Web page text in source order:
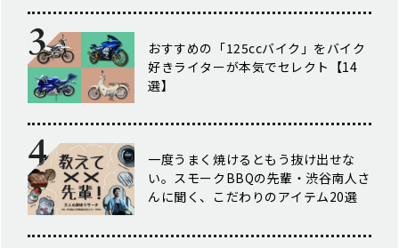
おすすめの「125ccバイク」をバイク
好きライターが本気でセレクト【14
選】
一度うまく焼けるともう抜け出せな
い。スモークBBQの先輩・渋谷南人さ
んに聞く、こだわりのアイテム20選